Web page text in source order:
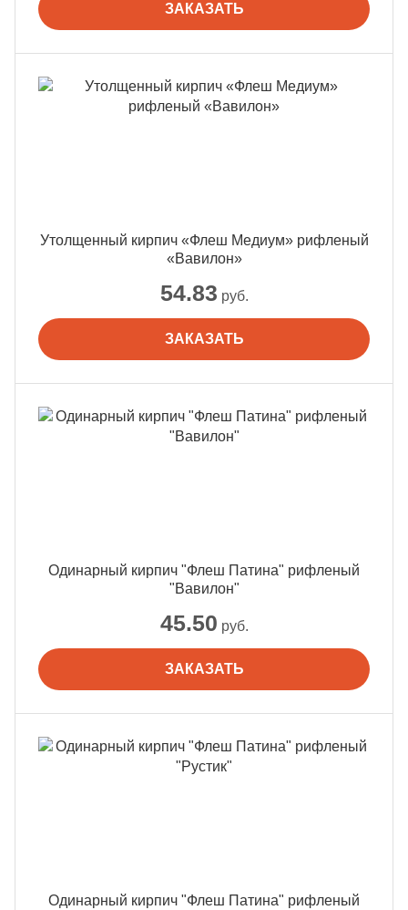
ЗАКАЗАТЬ
54.83 руб.
ЗАКАЗАТЬ
Утолщенный кирпич «Флеш Медиум» рифленый
«Вавилон»
45.50 руб.
ЗАКАЗАТЬ
Одинарный кирпич "Флеш Патина" рифленый
"Вавилон"
Одинарный кирпич "Флеш Патина" рифленый